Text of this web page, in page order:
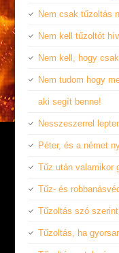
Nem csak tűzoltás
Nem kell tűzoltót
Nem kell, hogy
Nem tudom hogy
aki segít benne!
Nesszeszerrel
Péter, és a német
Tűz után valamikor
Tűz- és
Tűzoltás szó
Tűzoltás, ha